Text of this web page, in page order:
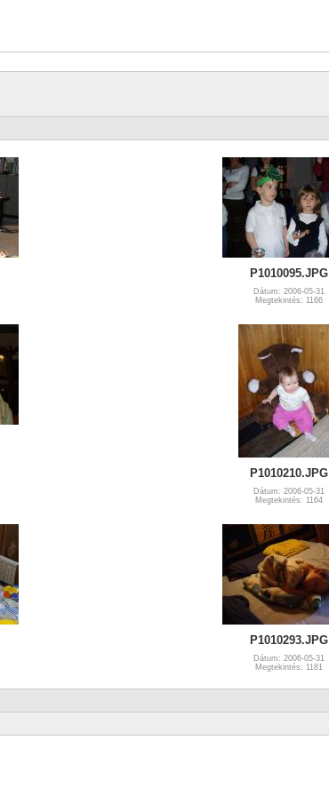
P1010095.JPG
Dátum: 2006-05-31
Megtekintés: 1166
P1010210.JPG
Dátum: 2006-05-31
Megtekintés: 1164
P1010293.JPG
Dátum: 2006-05-31
Megtekintés: 1181